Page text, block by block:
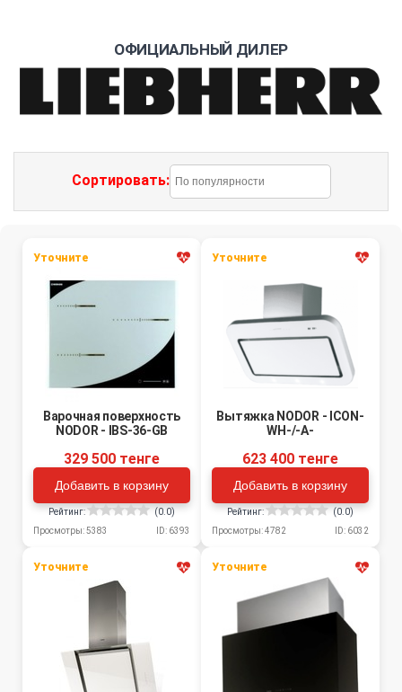
ОФИЦИАЛЬНЫЙ ДИЛЕР
Сортировать:
Уточните
Варочная поверхность
NODOR - IBS-36-GB
329 500 тенге
Добавить в корзину
Рейтинг:
(0.0)
Просмотры: 5383
ID: 6393
Уточните
Вытяжка NODOR - ICON-
WH-/-A-
623 400 тенге
Добавить в корзину
Рейтинг:
(0.0)
Просмотры: 4782
ID: 6032
Уточните Уточните